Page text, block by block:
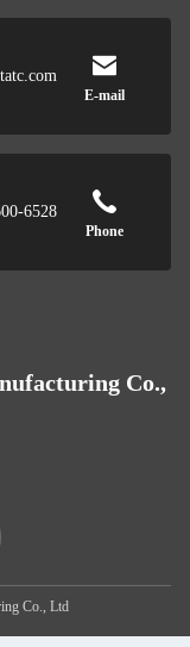
E-mail
Phone
6528
Co.,
Co., Ltd.